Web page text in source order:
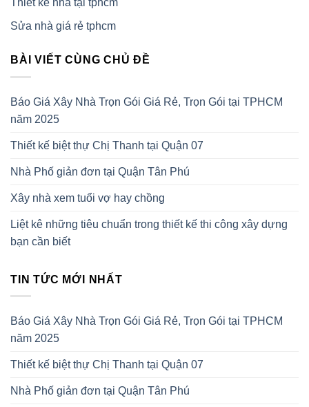
Sửa nhà giá rẻ tphcm
BÀI VIẾT CÙNG CHỦ ĐỀ
Báo Giá Xây Nhà Trọn Gói Giá Rẻ, Trọn Gói tại TPHCM
năm 2025
Thiết kế biệt thự Chị Thanh tại Quận 07
Nhà Phố giản đơn tại Quận Tân Phú
Xây nhà xem tuổi vợ hay chồng
Liệt kê những tiêu chuẩn trong thiết kế thi công xây dựng
bạn cần biết
TIN TỨC MỚI NHẤT
Báo Giá Xây Nhà Trọn Gói Giá Rẻ, Trọn Gói tại TPHCM
năm 2025
Thiết kế biệt thự Chị Thanh tại Quận 07
Nhà Phố giản đơn tại Quận Tân Phú